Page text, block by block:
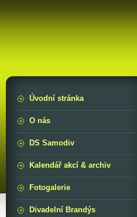
Úvodní stránka
O nás
DS Samodiv
Kalendář akcí & archiv
Fotogalerie
Divadelní Brandýs